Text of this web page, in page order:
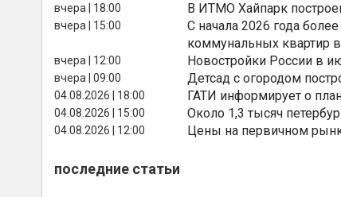
вчера | 18:00 В ИТМО Хайпарк
вчера | 15:00
С начала 2026 года
коммунальных квартир
вчера | 12:00 Новостройки России в
вчера | 09:00 Детсад с огородом
04.08.2026 | 18:00 ГАТИ информирует о
04.08.2026 | 15:00 Около 1,3 тысяч
04.08.2026 | 12:00 Цены на первичном
последние статьи